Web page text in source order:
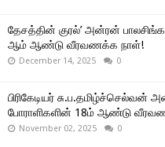
தேசத்தின் குரல்’ அன்ரன்
ஆம் ஆண்டு வீரவணக்க நாள்!
December 14, 2025 0
பிரிகேடியர்
போராளிகளின் 18ம் ஆண்டு
November 02, 2025 0